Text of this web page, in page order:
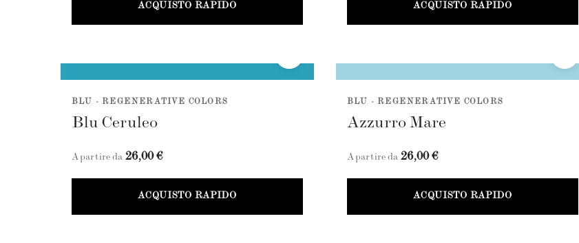
ACQUISTO RAPIDO ACQUISTO RAPIDO
BLU - REGENERATIVE COLORS
Blu Ceruleo
A partire da 26,00 €
ACQUISTO RAPIDO
BLU - REGENERATIVE COLORS
Azzurro Mare
A partire da 26,00 €
ACQUISTO RAPIDO